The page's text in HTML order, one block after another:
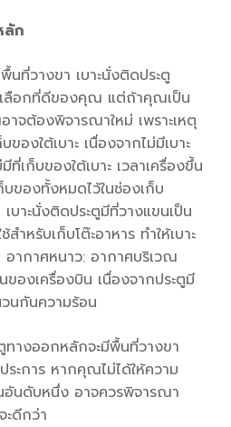
ลัก
ที่วางขา เบาะนั่งติดประตู
ลือกที่ดีของคุณ แต่ถ้าคุณเป็น
จต้องพิจารณาใหม่ เพราะเหตุ
องใต้เบาะ เนื่องจากไม่มีเบาะ
ก็บของใต้เบาะ เวลาเครื่องขึ้น
ของทั้งหมดไว้ในช่องเก็บ
บาะนั่งติดประตูมีที่วางแขนเป็น
ำหรับเก็บโต๊ะอาหาร ทำให้เบาะ
อากาศหนาว: อากาศบริเวณ
ของเครื่องบิน เนื่องจากประตูมี
นกันความร้อน
ทางออกหลักจะมีพื้นที่วางขา
ะการ หากคุณไม่ได้ให้ความ
นดับหนึ่ง อาจควรพิจารณา
ะดีกว่า